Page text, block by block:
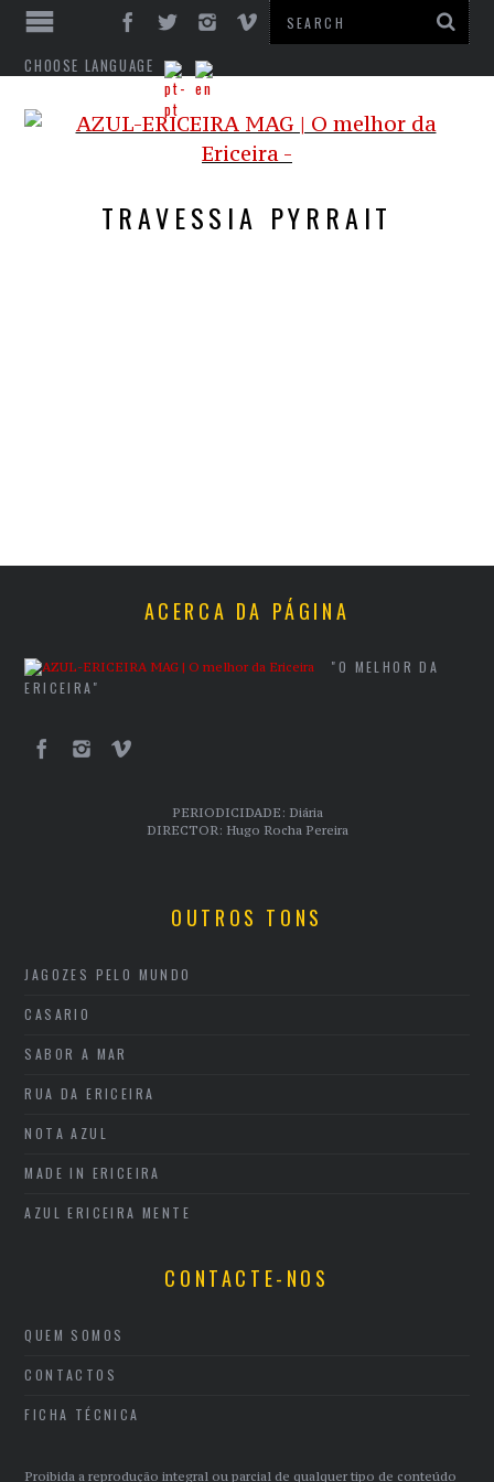
CHOOSE LANGUAGE
TRAVESSIA PYRRAIT
ACERCA DA PÁGINA
"O MELHOR DA
ERICEIRA"
PERIODICIDADE: Diária
DIRECTOR: Hugo Rocha Pereira
OUTROS TONS
JAGOZES PELO MUNDO
CASARIO
SABOR A MAR
RUA DA ERICEIRA
NOTA AZUL
MADE IN ERICEIRA
AZUL ERICEIRA MENTE
CONTACTE-NOS
QUEM SOMOS
CONTACTOS
FICHA TÉCNICA
Proibida a reprodução integral ou parcial de qualquer tipo de conteúdo